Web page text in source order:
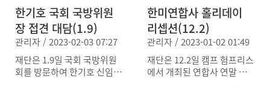
은 2022년 재단의 지원에 감
사를 표명하면서 한미 동맹
네트워크 구축 및 동맹 강화
를 위해 지속 노력해 나갈 것
임을 약속했다. 브룩스 회장
은 지난해 10월 발간한 미 명
예훈장 수훈자 공적서 “146
사령부 방문에 감사하면서,
이번 공연은 공고한 한미동맹
과 양국 국민간 긴밀한 유대
를 잘 보여준다고 강조했다.
극동방송 합창단 공연은 지난
해 6월 재단이 주관한 한미동
한기호 국회 국방위원
장 접견 대담(1.9)
관리자 / 2023-02-03 07:27
재단은 1.9일 국회 국방위원
회를 방문하여 한기호 신임
한미연합사 홀리데이
리셉션(12.2)
관리자 / 2023-01-02 01:49
재단은 12.2일 캠프 험프리스
에서 개최된 연합사 연말 리